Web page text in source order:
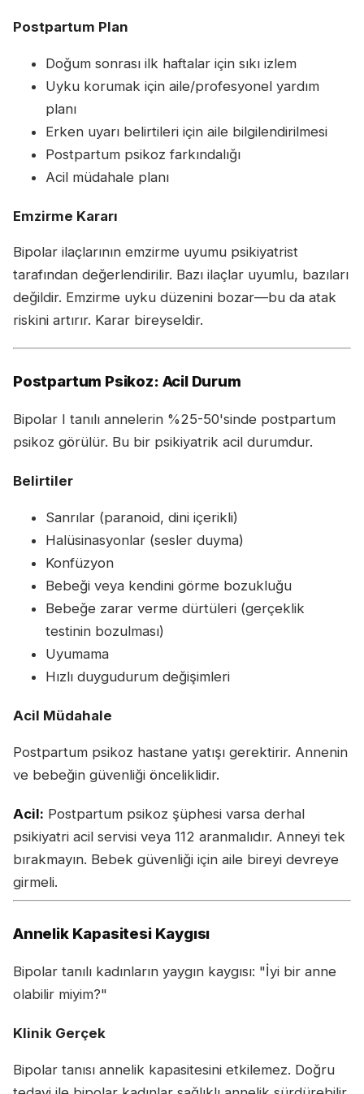
Postpartum Plan
Doğum sonrası ilk haftalar için sıkı izlem
Uyku korumak için aile/profesyonel yardım
planı
Erken uyarı belirtileri için aile bilgilendirilmesi
Postpartum psikoz farkındalığı
Acil müdahale planı
Emzirme Kararı
Bipolar ilaçlarının emzirme uyumu psikiyatrist
tarafından değerlendirilir. Bazı ilaçlar uyumlu, bazıları
değildir. Emzirme uyku düzenini bozar—bu da atak
riskini artırır. Karar bireyseldir.
Postpartum Psikoz: Acil Durum
Bipolar I tanılı annelerin %25-50'sinde postpartum
psikoz görülür. Bu bir psikiyatrik acil durumdur.
Belirtiler
Sanrılar (paranoid, dini içerikli)
Halüsinasyonlar (sesler duyma)
Konfüzyon
Bebeği veya kendini görme bozukluğu
Bebeğe zarar verme dürtüleri (gerçeklik
testinin bozulması)
Uyumama
Hızlı duygudurum değişimleri
Acil Müdahale
Postpartum psikoz hastane yatışı gerektirir. Annenin
ve bebeğin güvenliği önceliklidir.
Acil: Postpartum psikoz şüphesi varsa derhal
psikiyatri acil servisi veya 112 aranmalıdır. Anneyi tek
bırakmayın. Bebek güvenliği için aile bireyi devreye
girmeli.
Annelik Kapasitesi Kaygısı
Bipolar tanılı kadınların yaygın kaygısı: "İyi bir anne
olabilir miyim?"
Klinik Gerçek
Bipolar tanısı annelik kapasitesini etkilemez. Doğru